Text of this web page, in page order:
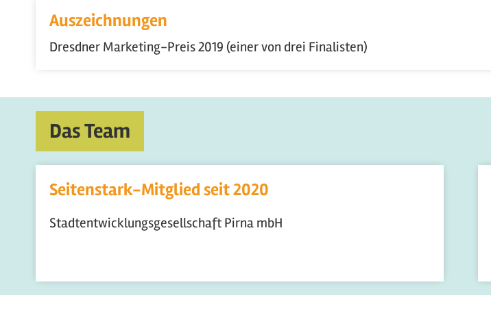
Auszeichnungen
Dresdner Marketing-Preis 2019 (einer von drei Finalisten)
Das Team
Seitenstark-Mitglied seit2020
Stadtentwicklungsgesellschaft Pirna mbH